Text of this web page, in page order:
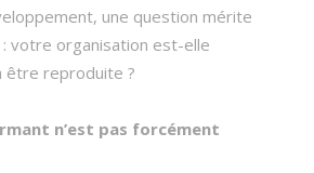
une question mérite
votre organisation est-elle
être reproduite ?
n’est pas forcément